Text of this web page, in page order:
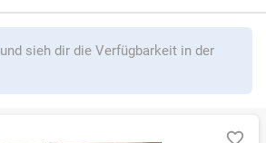
und sieh dir die Verfügbarkeit in der